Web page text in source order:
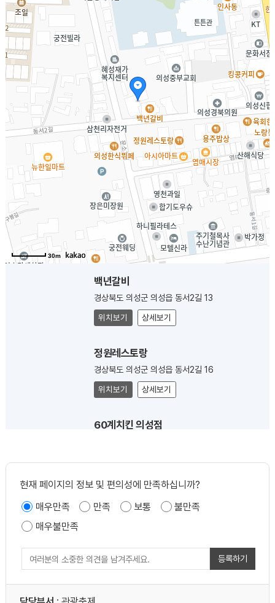
30m
백년갈비
경상북도 의성군 의성읍 동서2길 13
위치보기 상세보기
정원레스토랑
경상북도 의성군 의성읍 동서2길 16
위치보기 상세보기
60계치킨 의성점
위치보기 상세보기
경상북도 의성군 의성읍 동서2길 20
호야분식
경상북도 의성군 의성읍 염매시장길 26
현재 페이지의 정보 및 편의성에 만족하십니까?
매우만족
만족 보통
불만족
매우불만족
등록하기